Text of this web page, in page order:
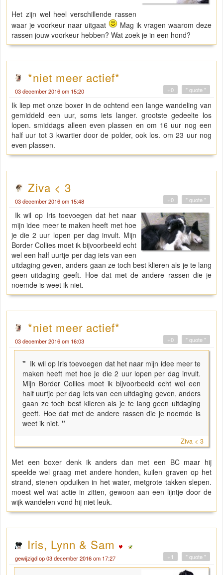
Het zijn wel heel verschillende rassen
waar je voorkeur naar uitgaat
Mag ik vragen waarom deze
rassen jouw voorkeur hebben? Wat zoek je in een hond?
*niet meer actief*
03 december 2016 om 15:20 " quote "
+0
Ik liep met onze boxer in de ochtend een lange wandeling van
gemiddeld een uur, soms iets langer. grootste gedeelte los
lopen. smiddags alleen even plassen en om 16 uur nog een
half uur tot 3 kwartier door de polder, ook los. om 23 uur nog
even plassen.
Ziva < 3
03 december 2016 om 15:48 " quote "
+0
Ik wil op Iris toevoegen dat het naar
mijn idee meer te maken heeft met hoe
je die 2 uur lopen per dag invult. Mijn
Border Collies moet ik bijvoorbeeld echt
wel een half uurtje per dag iets van een
uitdaging geven, anders gaan ze toch best klieren als je te lang
geen uitdaging geeft. Hoe dat met de andere rassen die je
noemde is weet ik niet.
*niet meer actief*
03 december 2016 om 16:03 " quote "
+0
" Ik wil op Iris toevoegen dat het naar mijn idee meer te
maken heeft met hoe je die 2 uur lopen per dag invult.
Mijn Border Collies moet ik bijvoorbeeld echt wel een
half uurtje per dag iets van een uitdaging geven, anders
gaan ze toch best klieren als je te lang geen uitdaging
geeft. Hoe dat met de andere rassen die je noemde is
weet ik niet. "
Ziva < 3
Met een boxer denk ik anders dan met een BC maar hij
speelde wel graag met andere honden, kuilen graven op het
strand, stenen opduiken in het water, metgrote takken slepen.
moest wel wat actie in zitten, gewoon aan een lijntje door de
wijk wandelen vond hij niet leuk.
Iris, Lynn & Sam
gewijzigd op 03 december 2016 om 17:27 " quote "
+1